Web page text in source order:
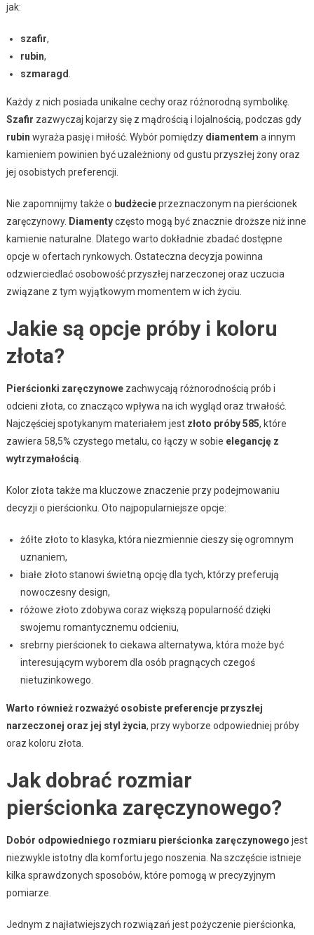
jak:
szafir,
rubin,
szmaragd
Każdy z nich posiada unikalne cechy oraz różnorodną symbolikę.
Szafir zazwyczaj kojarzy się z mądrością i lojalnością, podczas gdy
rubin wyraża pasję i miłość. Wybór pomiędzy diamentem a innym
kamieniem powinien być uzależniony od gustu przyszłej żony oraz
jej osobistych preferencji.
Nie zapomnijmy także o budżecieprzeznaczonym na pierścionek
zaręczynowy. Diamentyczęsto mogą być znacznie droższe niż inne
kamienie naturalne. Dlatego warto dokładnie zbadać dostępne
opcje w ofertach rynkowych. Ostateczna decyzja powinna
odzwierciedlać osobowość przyszłej narzeczonej oraz uczucia
związane z tym wyjątkowym momentem w ich życiu.
Jakie są opcje próby i koloru
złota?
Pierścionki zaręczynowezachwycają różnorodnością prób i
odcieni złota, co znacząco wpływa na ich wygląd oraz trwałość.
Najczęściej spotykanym materiałem jest złoto próby 585, które
zawiera 58,5% czystego metalu, co łączy w sobie elegancję z
wytrzymałością
Kolor złota także ma kluczowe znaczenie przy podejmowaniu
decyzji o pierścionku. Oto najpopularniejsze opcje:
żółte złoto to klasyka, która niezmiennie cieszy się ogromnym
uznaniem,
białe złoto stanowi świetną opcję dla tych, którzy preferują
nowoczesny design,
różowe złoto zdobywa coraz większą popularność dzięki
swojemu romantycznemu odcieniu,
srebrny pierścionek to ciekawa alternatywa, która może być
interesującym wyborem dla osób pragnących czegoś
nietuzinkowego.
Warto również rozważyć osobiste preferencje przyszłej
narzeczonej oraz jej styl życia, przy wyborze odpowiedniej próby
oraz koloru złota.
Jak dobrać rozmiar
pierścionka zaręczynowego?
Dobór odpowiedniego rozmiaru pierścionka zaręczynowego jest
niezwykle istotny dla komfortu jego noszenia. Na szczęście istnieje
kilka sprawdzonych sposobów, które pomogą w precyzyjnym
pomiarze.
Jednym z najłatwiejszych rozwiązań jest pożyczenie pierścionka,